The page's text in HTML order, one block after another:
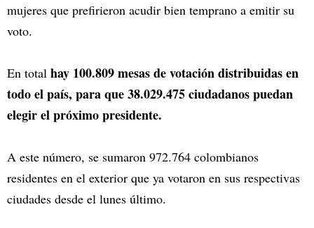
mujeres que prefirieron acudir bien temprano a emitir su
voto.
En total hay 100.809 mesas de votación distribuidas en
todo el país, para que 38.029.475 ciudadanos puedan
elegir el próximo presidente.
A este número, se sumaron 972.764 colombianos
residentes en el exterior que ya votaron en sus respectivas
ciudades desde el lunes último.